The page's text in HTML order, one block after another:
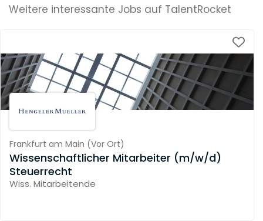
Weitere interessante Jobs auf TalentRocket
Frankfurt am Main (Vor Ort)
Wissenschaftlicher Mitarbeiter (m/w/d)
Steuerrecht
Wiss. Mitarbeitende